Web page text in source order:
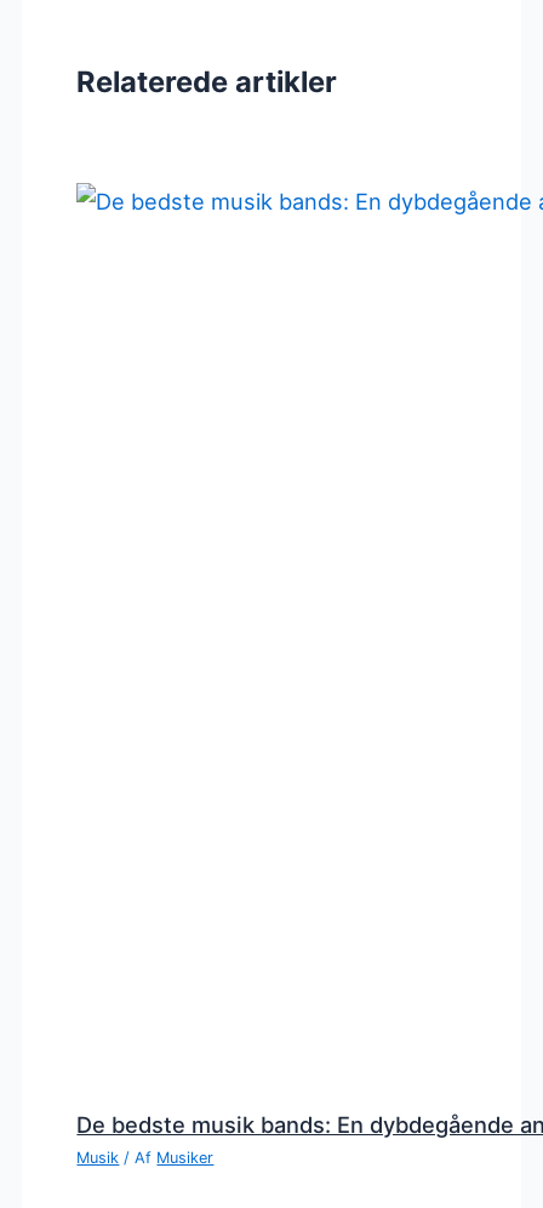
Relaterede artikler
De bedste musik bands: En dybdegående
Musik / Af Musiker